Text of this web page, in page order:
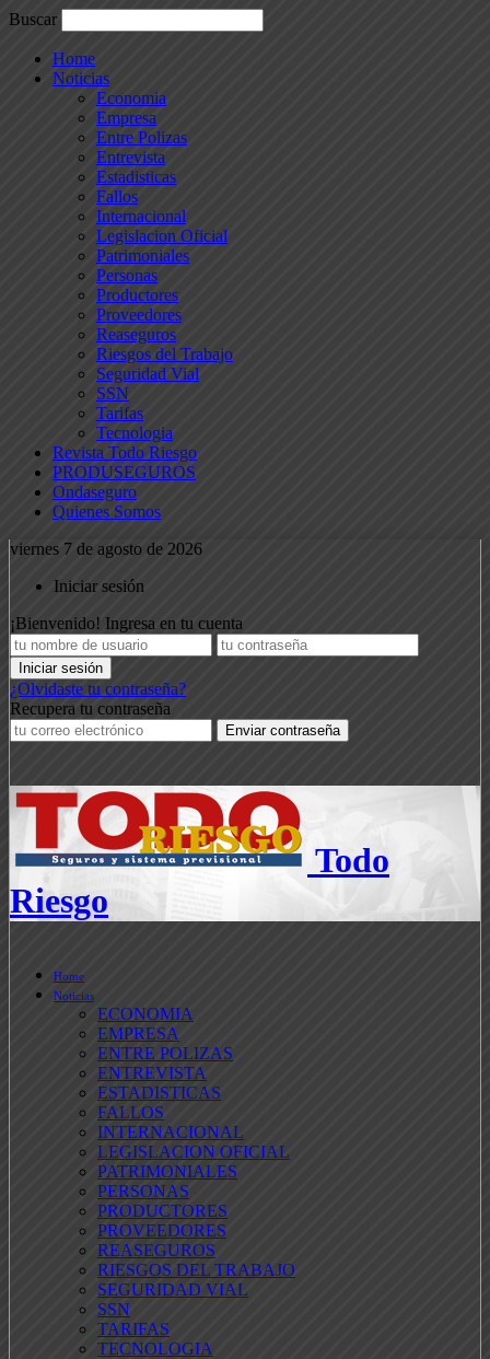
Buscar
Home
Noticias
Economia
Empresa
Entre Polizas
Entrevista
Estadisticas
Fallos
Internacional
Legislacion Oficial
Patrimoniales
Personas
Productores
Proveedores
Reaseguros
Riesgos del Trabajo
Seguridad Vial
SSN
Tarifas
Tecnologia
Revista Todo Riesgo
PRODUSEGUROS
Ondaseguro
Quienes Somos
viernes 7 de agosto de 2026
Iniciar sesión
¡Bienvenido! Ingresa en tu cuenta
¿Olvidaste tu contraseña?
Recupera tu contraseña
Todo
Riesgo
Home
Noticias
ECONOMIA
EMPRESA
ENTRE POLIZAS
ENTREVISTA
ESTADISTICAS
FALLOS
INTERNACIONAL
LEGISLACION OFICIAL
PATRIMONIALES
PERSONAS
PRODUCTORES
PROVEEDORES
REASEGUROS
RIESGOS DEL TRABAJO
SEGURIDAD VIAL
SSN
TARIFAS
TECNOLOGIA